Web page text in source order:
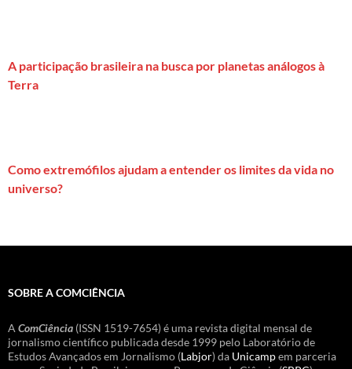
A participação brasileira na busca por planetas análogos à
Terra
Como extremófilos ajudam a entender os limites da vida no
universo?
SOBRE A COMCIÊNCIA
A ComCiência (ISSN 1519-7654) é uma revista digital mensal de
jornalismo científico publicada desde 1999 pelo Laboratório de
Estudos Avançados em Jornalismo (Labjor) da Unicampem parceria